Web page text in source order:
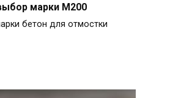
марки М200
бетон для отмостки